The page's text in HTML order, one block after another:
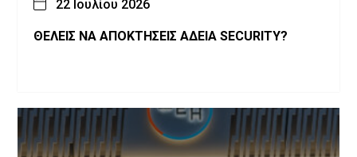
22 Ιουλίου 2026
ΘΕΛΕΙΣ ΝΑ ΑΠΟΚΤΗΣΕΙΣ ΑΔΕΙΑ SECURITY?